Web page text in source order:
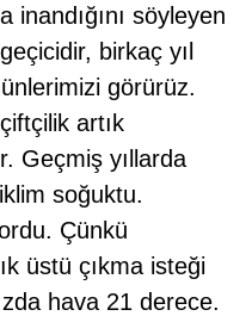
inandığını söyleyen
birkaç yıl
görürüz.
artık
Geçmiş yıllarda
soğuktu.
Çünkü
üstü çıkma isteği
hava 21 derece.